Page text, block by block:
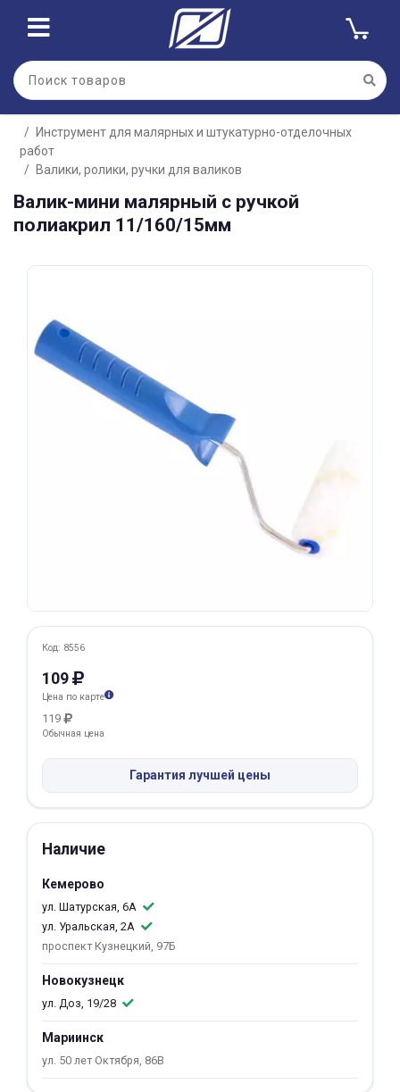
Инструмент для малярных и штукатурно-отделочных
работ
Валики, ролики, ручки для валиков
Валик-мини малярный с ручкой
полиакрил 11/160/15мм
Код: 8556
109
Цена по карте
119
Обычная цена
Гарантия лучшей цены
Наличие
Кемерово
ул. Шатурская, 6А
ул. Уральская, 2А
проспект Кузнецкий, 97Б
Новокузнецк
ул. Доз, 19/28
Мариинск
ул. 50 лет Октября, 86В
Для клиентов всех банков
Разбейте
оплатуна части
без переплат
Сегодня
25
Добавляйте товары
Оплачивайте сегодня только
выбранный способом
Оставшиеся
списываться
по
Подробнее
об оплате Плайтом
недели
Остались вопросы?
8 800 302-02-51